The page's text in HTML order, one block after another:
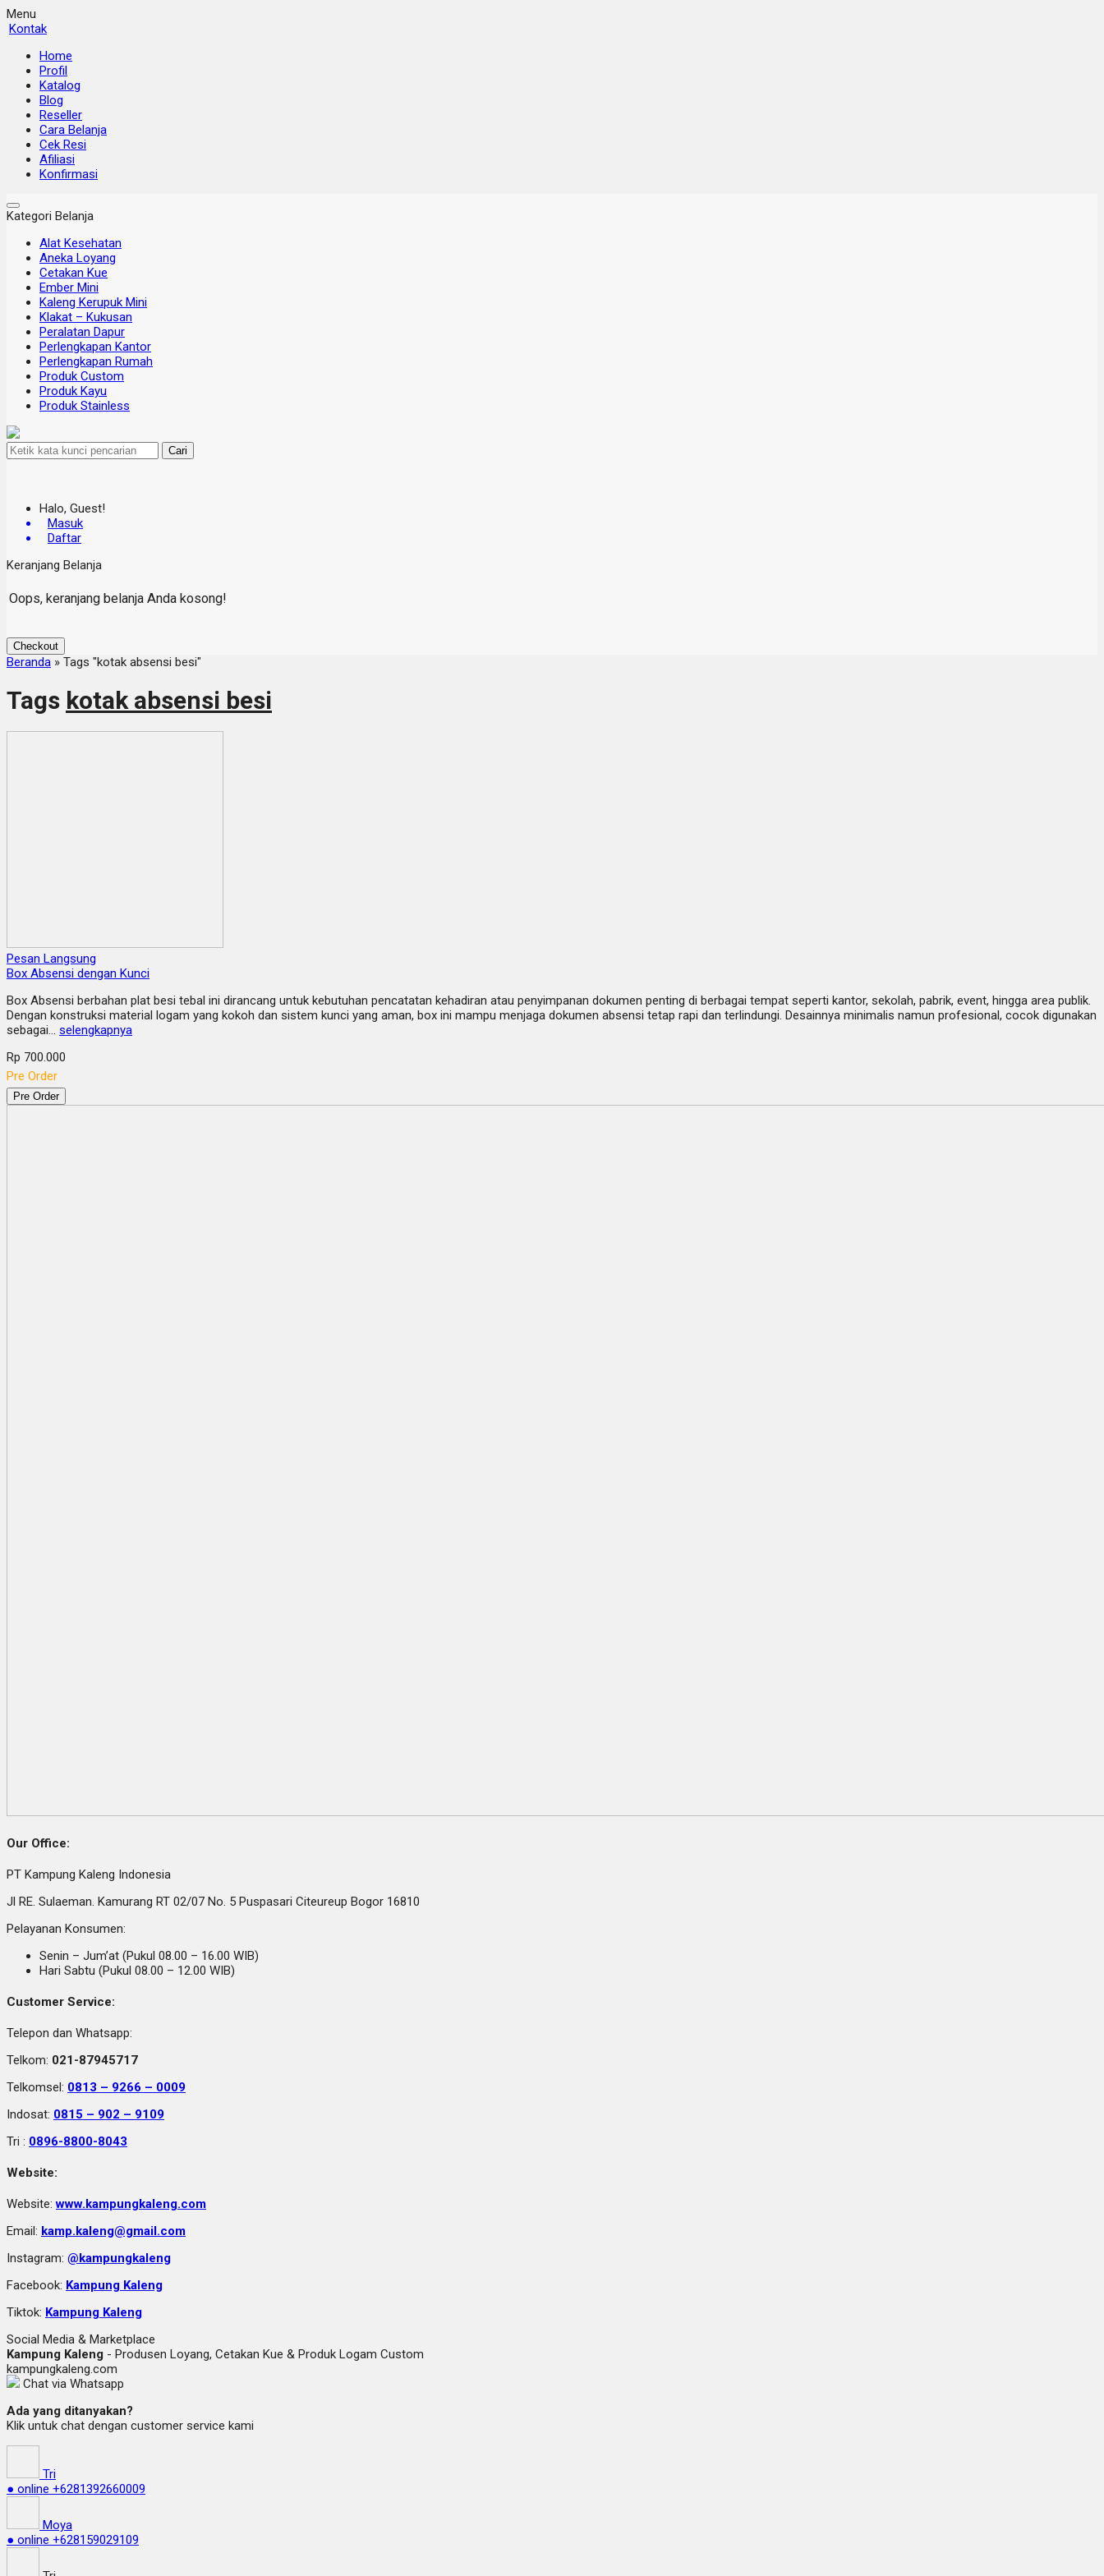
Menu
Kontak
Home
Profil
Katalog
Blog
Reseller
Cara Belanja
Cek Resi
Afiliasi
Konfirmasi
Kategori Belanja
Alat Kesehatan
Aneka Loyang
Cetakan Kue
Ember Mini
Kaleng Kerupuk Mini
Klakat – Kukusan
Peralatan Dapur
Perlengkapan Kantor
Perlengkapan Rumah
Produk Custom
Produk Kayu
Produk Stainless
Cari
Halo, Guest!
Masuk
Daftar
Keranjang Belanja
Oops, keranjang belanja Anda kosong!
Checkout
Beranda » Tags "kotak absensi besi"
Tags kotak absensi besi
Pesan Langsung
Box Absensi dengan Kunci
Box Absensi berbahan plat besi tebal ini dirancang untuk kebutuhan pencatatan kehadiran atau penyimpanan dokumen penting di berbagai tempat seperti kantor, sekolah, pabrik, event, hingga area publik.
Dengan konstruksi material logam yang kokoh dan sistem kunci yang aman, box ini mampu menjaga dokumen absensi tetap rapi dan terlindungi. Desainnya minimalis namun profesional, cocok digunakan
sebagai… selengkapnya
Rp 700.000
Pre Order
Pre Order
Our Office:
PT Kampung Kaleng Indonesia
Jl RE. Sulaeman. Kamurang RT 02/07 No. 5 Puspasari Citeureup Bogor 16810
Pelayanan Konsumen:
Senin – Jum’at (Pukul 08.00 – 16.00 WIB)
Hari Sabtu (Pukul 08.00 – 12.00 WIB)
Customer Service:
Telepon dan Whatsapp:
Telkom: 021-87945717
Telkomsel: 0813 – 9266 – 0009
Indosat: 0815 – 902 – 9109
Tri : 0896-8800-8043
Website:
Website:www.kampungkaleng.com
Email: kamp.kaleng@gmail.com
Instagram: @kampungkaleng
Facebook: Kampung Kaleng
Tiktok: Kampung Kaleng
Social Media & Marketplace
Kampung Kaleng - Produsen Loyang, Cetakan Kue & Produk Logam Custom
kampungkaleng.com
Chat via Whatsapp
Ada yang ditanyakan?
Klik untuk chat dengan customer service kami
Tri
● online +6281392660009
Moya
● online +628159029109